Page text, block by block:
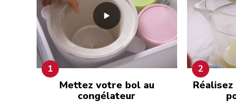
1
Mettez votre bol au
congélateur
2